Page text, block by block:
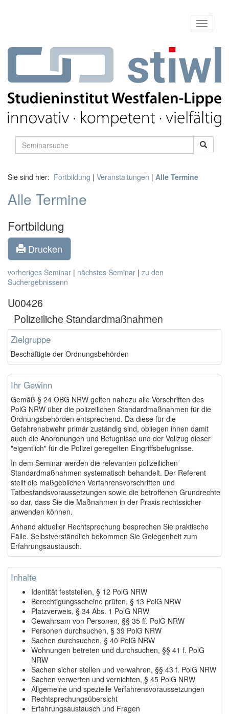
Sie sind hier: Fortbildung | Veranstaltungen | Alle Termine
Alle Termine
Fortbildung
Drucken
vorheriges Seminar | nächstes Seminar | zu den
Suchergebnissenn
U00426
Polizeiliche Standardmaßnahmen
Zielgruppe
Beschäftigte der Ordnungsbehörden
Ihr Gewinn
Gemäß § 24 OBG NRW gelten nahezu alle Vorschriften des
PolG NRW über die polizeilichen Standardmaßnahmen für die
Ordnungsbehörden entsprechend. Da diese für die
Gefahrenabwehr primär zuständig sind, obliegen ihnen damit
auch die Anordnungen und Befugnisse und der Vollzug dieser
"eigentlich" für die Polizei geregelten Eingriffsbefugnisse.
In dem Seminar werden die relevanten polizeilichen
Standardmaßnahmen systematisch behandelt. Der Referent
stellt die maßgeblichen Verfahrensvorschriften und
Tatbestandsvoraussetzungen sowie die betroffenen Grundrechte
so dar, dass Sie die Maßnahmen in der Praxis rechtssicher
anwenden können.
Anhand aktueller Rechtsprechung besprechen Sie praktische
Fälle. Selbstverständlich bekommen Sie Gelegenheit zum
Erfahrungsaustausch.
Inhalte
Identität feststellen, § 12 PolG NRW
Berechtigungsscheine prüfen, § 13 PolG NRW
Platzverweis, § 34 Abs. 1 PolG NRW
Gewahrsam von Personen, §§ 35 ff. PolG NRW
Personen durchsuchen, § 39 PolG NRW
Sachen durchsuchen, § 40 PolG NRW
Wohnungen betreten und durchsuchen, §§ 41 f. PolG
NRW
Sachen sicher stellen und verwahren, §§ 43 f. PolG NRW
Sachen verwerten und vernichten, § 45 PolG NRW
Allgemeine und spezielle Verfahrensvoraussetzungen
Rechtsprechungsübersicht
Erfahrungsaustausch und Fragen